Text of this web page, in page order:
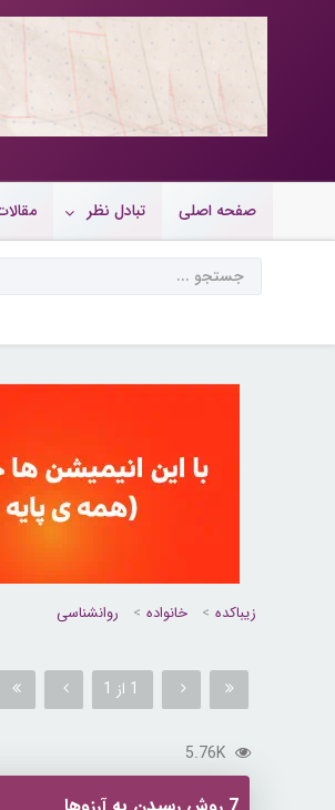
صفحه اصلی تبادل نظر
زیباکده خانواده روانشناسی
1 از 1
5.76K